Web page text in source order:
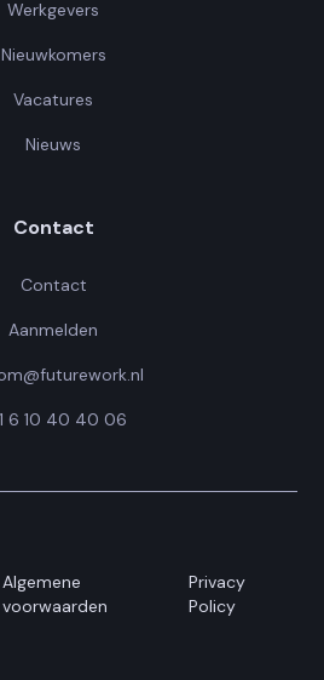
Werkgevers
Nieuwkomers
Vacatures
Nieuws
Contact
Contact
Aanmelden
6 10 40 40 06
Algemene
voorwaarden
Privacy
Policy